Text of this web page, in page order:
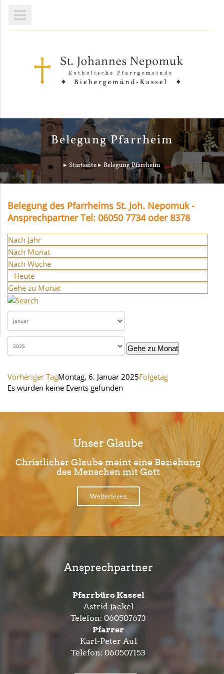
Belegung Pfarrheim
Startseite Belegung Pfarrheim
Belegung des Pfarrheims St. Joh. Nepomuk -
Ansprechpartner Tel: 06050 7734 oder 8378
Nach Jahr
Nach Monat
Nach Woche
Heute
Gehe zu Monat
Gehe zu Monat
Vorheriger TagMontag, 6. Januar 2025Folgetag
Es wurden keine Events gefunden
Unser Glaube
Christlicher Glaube meint eine Beziehung
des Menschen mit Gott
Weiterlesen
Ansprechpartner
Pfarrbüro Kassel
Astrid Jackel
Telefon: 060507673
Pfarrer
Karl-Peter Aul
Telefon: 060507153